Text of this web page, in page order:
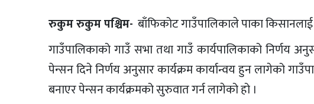
रुकुम रुकुम पश्चिम- बाँफिकोट गाउँपालिकाले पाका
गाउँपालिकाको गाउँ सभा तथा गाउँ कार्यपालिकाको निर्णय
पेन्सन दिने निर्णय अनुसार कार्यक्रम कार्यान्वय हुन लागेको
बनाएर पेन्सन कार्यक्रमको सुरुवात गर्न लागेको हो ।